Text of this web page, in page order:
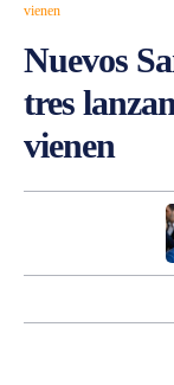
vienen
Nuevos
tres
vienen